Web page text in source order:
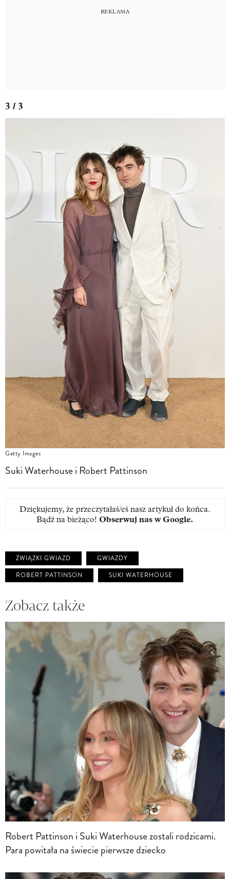
3 / 3
Getty Images
Suki Waterhouse i Robert Pattinson
Dziękujemy, że przeczytałaś/eś nasz artykuł do końca.
Bądź na bieżąco! Obserwuj nas w Google.
ZWIĄZKI GWIAZD
GWIAZDY
ROBERT PATTINSON
SUKI WATERHOUSE
Zobacz także
Robert Pattinson i Suki Waterhouse zostali rodzicami.
Para powitała na świecie pierwsze dziecko